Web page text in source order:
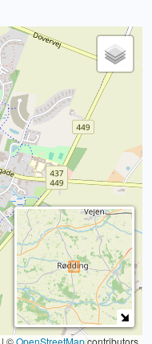
| ©OpenStreetMapcontributors